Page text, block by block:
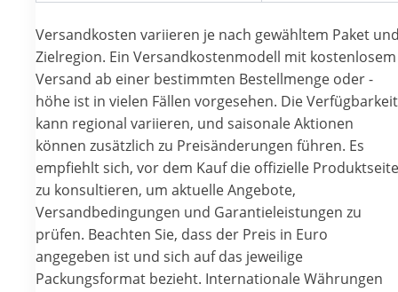
Versandkosten variieren je nach gewähltem Paket
Zielregion. Ein Versandkostenmodell mit kostenlosem
Versand ab einer bestimmten Bestellmenge oder -
höhe ist in vielen Fällen vorgesehen. Die Verfügbarkeit
kann regional variieren, und saisonale Aktionen
können zusätzlich zu Preisänderungen führen. Es
empfiehlt sich, vor dem Kauf die offizielle Produktseite
zu konsultieren, um aktuelle Angebote,
Versandbedingungen und Garantieleistungen zu
prüfen. Beachten Sie, dass der Preis in Euro
angegeben ist und sich auf das jeweilige
Packungsformat bezieht. Internationale Währungen